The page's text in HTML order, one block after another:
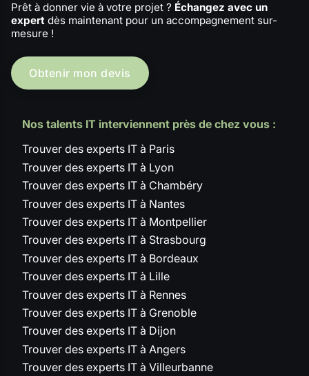
Prêt à donner vie à votre projet ? Échangez avec un
expert dès maintenant pour un accompagnement sur-
mesure !
Obtenir mon devis
Nos talents IT interviennent près de chez vous :
Trouver des experts IT à Paris
Trouver des experts IT à Lyon
Trouver des experts IT à Chambéry
Trouver des experts IT à Nantes
Trouver des experts IT à Montpellier
Trouver des experts IT à Strasbourg
Trouver des experts IT à Bordeaux
Trouver des experts IT à Lille
Trouver des experts IT à Rennes
Trouver des experts IT à Grenoble
Trouver des experts IT à Dijon
Trouver des experts IT à Angers
Trouver des experts IT à Villeurbanne